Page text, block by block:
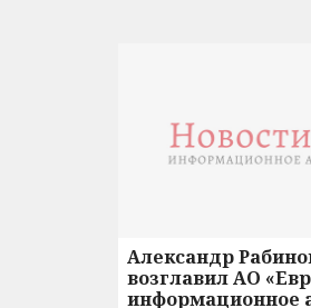
Александр
возглавил АО
информационное